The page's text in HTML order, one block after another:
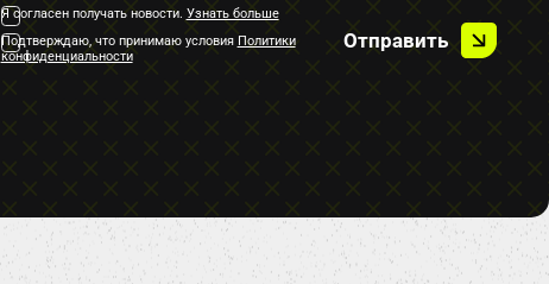
Я согласен получать новости. Узнать больше
Подтверждаю, что принимаю условия Политики
конфиденциальности
Отправить